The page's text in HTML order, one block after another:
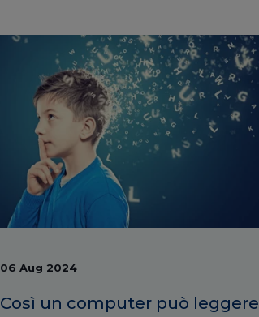
06 Aug 2024
Così un computer può leggere